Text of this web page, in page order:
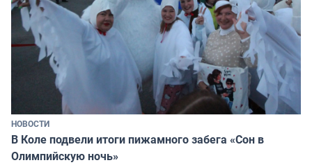
НОВОСТИ
В Коле подвели итоги пижамного забега «Сон в
Олимпийскую ночь»